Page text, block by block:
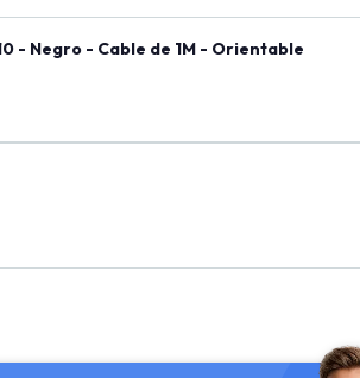
- Negro - Cable de 1M - Orientable